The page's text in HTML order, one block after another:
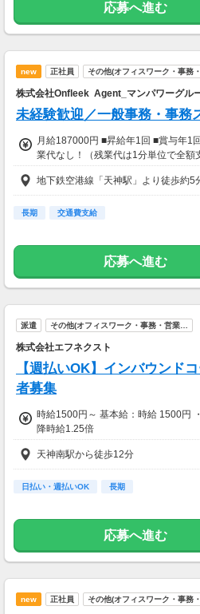
応募へ進む
new 正社員 その他(オフィスワーク・事務
株式会社Onfleek Agent_マンパワーグル
未経験歓迎／一般事務・事務
月給187000円 ■昇給年1回 ■賞与年1
業代なし！（残業代は1分単位で全額
地下鉄空港線「天神駅」より徒歩約5
長期 交通費支給
応募へ進む
派遣 その他(オフィスワーク・事務・営業…
株式会社エフネクスト
【週払いOK】インバウンド
者募集
時給1500円～ 基本給：時給 1500円
降時給1.25倍
天神南駅から徒歩12分
日払い・週払いOK 長期
応募へ進む
new 正社員 その他(オフィスワーク・事務